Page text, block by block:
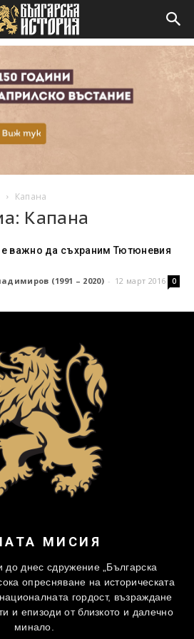
Капана
Капана
важно да съхраним Тютюневия
(1991 – 2020) - 12 март 2016 0
МИСИЯ
до днес сдружение „Българска
опресняване на историческата
гордост, възраждане
и епизоди от близкото и далечно
минало.